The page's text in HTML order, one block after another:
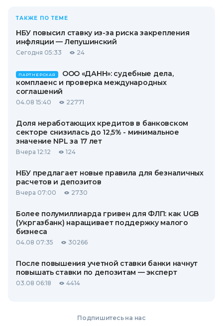
ТАКЖЕ ПО ТЕМЕ
НБУ повысил ставку из-за риска закрепления
инфляции — Лепушинский
Сегодня 05:33 24
ПАРТНЕРСКАЯ
ООО «ДАНН»: судебные дела,
комплаенс и проверка международных
соглашений
04.08 15:40 22771
Доля неработающих кредитов в банковском
секторе снизилась до 12,5% - минимальное
значение NPL за 17 лет
Вчера 12:12 124
НБУ предлагает новые правила для безналичных
расчетов и депозитов
Вчера 07:00 2730
Более полумиллиарда гривен для ФЛП: как UGB
(Укргазбанк) наращивает поддержку малого
бизнеса
04.08 07:35 30266
После повышения учетной ставки банки начнут
повышать ставки по депозитам — эксперт
03.08 06:18 4414
Подпишитесь на нас